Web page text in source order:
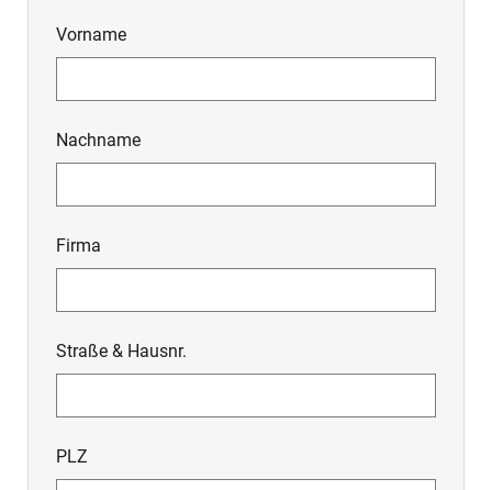
Vorname
Nachname
Firma
Straße & Hausnr.
PLZ